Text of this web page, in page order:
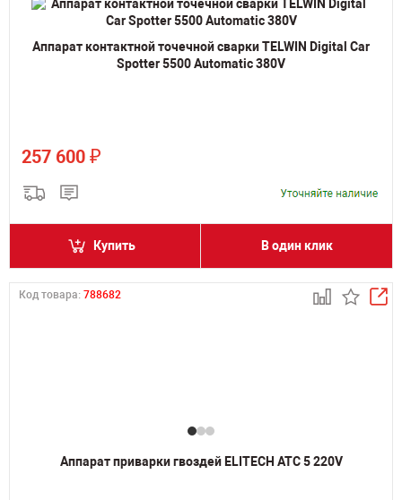
Аппарат контактной точечной сварки TELWIN Digital Car
Spotter 5500 Automatic 380V
257 600 ₽
Купить В один клик
Код товара: 788682
Аппарат приварки гвоздей ELITECH АТС 5 220V